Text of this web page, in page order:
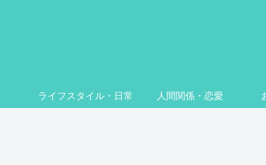
ライフスタイル・日常 人間関係・恋愛